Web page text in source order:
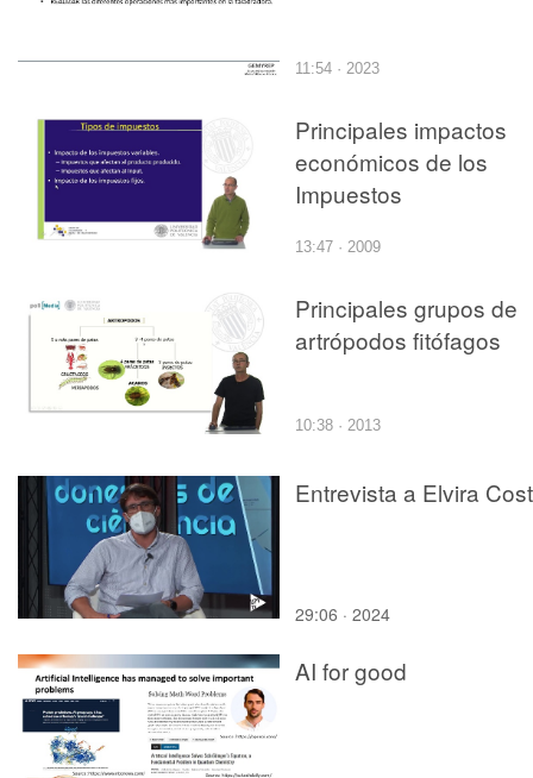
11:54 · 2023
Principales impactos
económicos de los
Impuestos
13:47 · 2009
Principales grupos de
artrópodos fitófagos
10:38 · 2013
Entrevista a Elvira
29:06 · 2024
AI for good